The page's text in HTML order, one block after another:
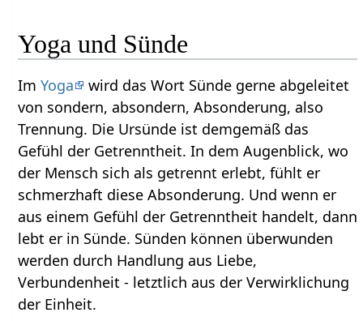
Yoga und Sünde
ImYoga
wird das Wort Sünde gerne abgeleitet
von sondern, absondern, Absonderung, also
Trennung. Die Ursünde ist demgemäß das
Gefühl der Getrenntheit. In dem Augenblick, wo
der Mensch sich als getrennt erlebt, fühlt er
schmerzhaft diese Absonderung. Und wenn er
aus einem Gefühl der Getrenntheit handelt, dann
lebt er in Sünde. Sünden können überwunden
werden durch Handlung aus Liebe,
Verbundenheit - letztlich aus der Verwirklichung
der Einheit.